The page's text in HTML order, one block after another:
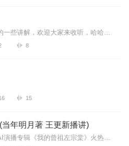
这里是北京地铁的一些讲解，欢迎大家来收听，哈哈哈哈哈哈哈哈哈
8
15
年明月著 王更新播讲)
王更新老师最新AI演播专辑《我的曾祖左宗棠》火热更新中！从曾孙视角看帝国脊梁左宗棠的B面人生！【大咖推荐】明月的写作不仅笔锋活泼幽默，而且加进了自己的感悟，这就...